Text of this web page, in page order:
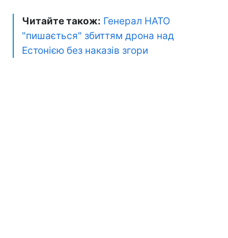
Читайте також: Генерал НАТО
"пишається" збиттям дрона над
Естонією без наказів згори